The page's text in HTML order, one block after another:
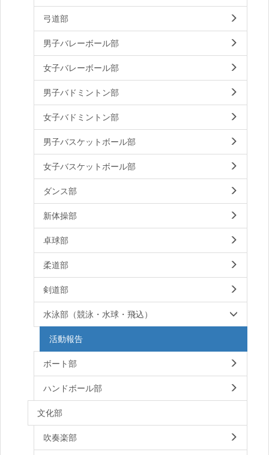
弓道部
男子バレーボール部
女子バレーボール部
男子バドミントン部
女子バドミントン部
男子バスケットボール部
女子バスケットボール部
ダンス部
新体操部
卓球部
柔道部
剣道部
水泳部（競泳・水球・飛込）
活動報告
ボート部
ハンドボール部
文化部
吹奏楽部